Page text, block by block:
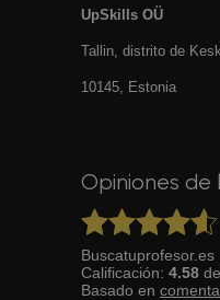
UpSkills OÜ
Tallin, distrito de
10145, Estonia
Opiniones de
Buscatuprofesor.es
Calificación: 4.58 de
Basado en